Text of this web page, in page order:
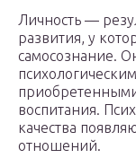
Личность —
развития, у
самосознание.
воспитания.
качества
отношений.